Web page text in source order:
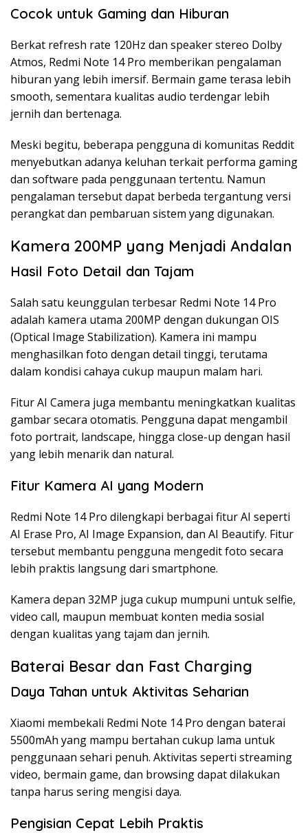
Cocok untuk Gaming dan Hiburan
Berkat refresh rate 120Hz dan speaker stereo Dolby
Atmos, Redmi Note 14 Pro memberikan pengalaman
hiburan yang lebih imersif. Bermain game terasa lebih
smooth, sementara kualitas audio terdengar lebih
jernih dan bertenaga.
Meski begitu, beberapa pengguna di komunitas Reddit
menyebutkan adanya keluhan terkait performa gaming
dan software pada penggunaan tertentu. Namun
pengalaman tersebut dapat berbeda tergantung versi
perangkat dan pembaruan sistem yang digunakan.
Kamera 200MP yang Menjadi Andalan
Hasil Foto Detail dan Tajam
Salah satu keunggulan terbesar Redmi Note 14 Pro
adalah kamera utama 200MP dengan dukungan OIS
(Optical Image Stabilization). Kamera ini mampu
menghasilkan foto dengan detail tinggi, terutama
dalam kondisi cahaya cukup maupun malam hari.
Fitur AI Camera juga membantu meningkatkan kualitas
gambar secara otomatis. Pengguna dapat mengambil
foto portrait, landscape, hingga close-up dengan hasil
yang lebih menarik dan natural.
Fitur Kamera AI yang Modern
Redmi Note 14 Pro dilengkapi berbagai fitur AI seperti
AI Erase Pro, AI Image Expansion, dan AI Beautify. Fitur
tersebut membantu pengguna mengedit foto secara
lebih praktis langsung dari smartphone.
Kamera depan 32MP juga cukup mumpuni untuk selfie,
video call, maupun membuat konten media sosial
dengan kualitas yang tajam dan jernih.
Baterai Besar dan Fast Charging
Daya Tahan untuk Aktivitas Seharian
Xiaomi membekali Redmi Note 14 Pro dengan baterai
5500mAh yang mampu bertahan cukup lama untuk
penggunaan sehari penuh. Aktivitas seperti streaming
video, bermain game, dan browsing dapat dilakukan
tanpa harus sering mengisi daya.
Pengisian Cepat Lebih Praktis